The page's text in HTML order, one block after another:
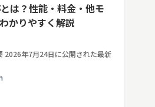
は？性能・料金・他モ
かりやすく解説
2026年7月24日に公開された最新